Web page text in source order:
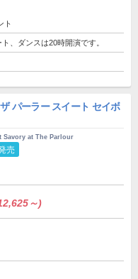
ト
、ダンスは20時開演です。
パーラー スイート セイボ
Savory at The Parlour
売
～)